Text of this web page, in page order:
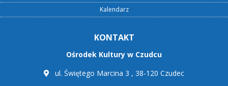
Kalendarz
KONTAKT
Ośrodek Kultury w Czudcu
ul. Świętego Marcina 3 , 38-120 Czudec